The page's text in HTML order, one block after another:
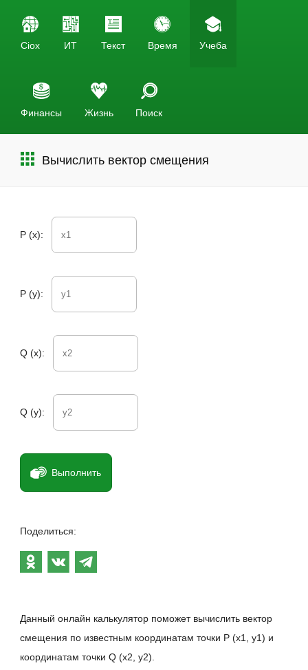
Ciox ИТ Текст Время Учеба
Финансы Жизнь Поиск
Вычислить вектор смещения
P (x):
P (y):
Q (x):
Q (y):
Выполнить
Поделиться:
Данный онлайн калькулятор поможет вычислить вектор
смещения по известным координатам точки P (x1, y1) и
координатам точки Q (x2, y2).